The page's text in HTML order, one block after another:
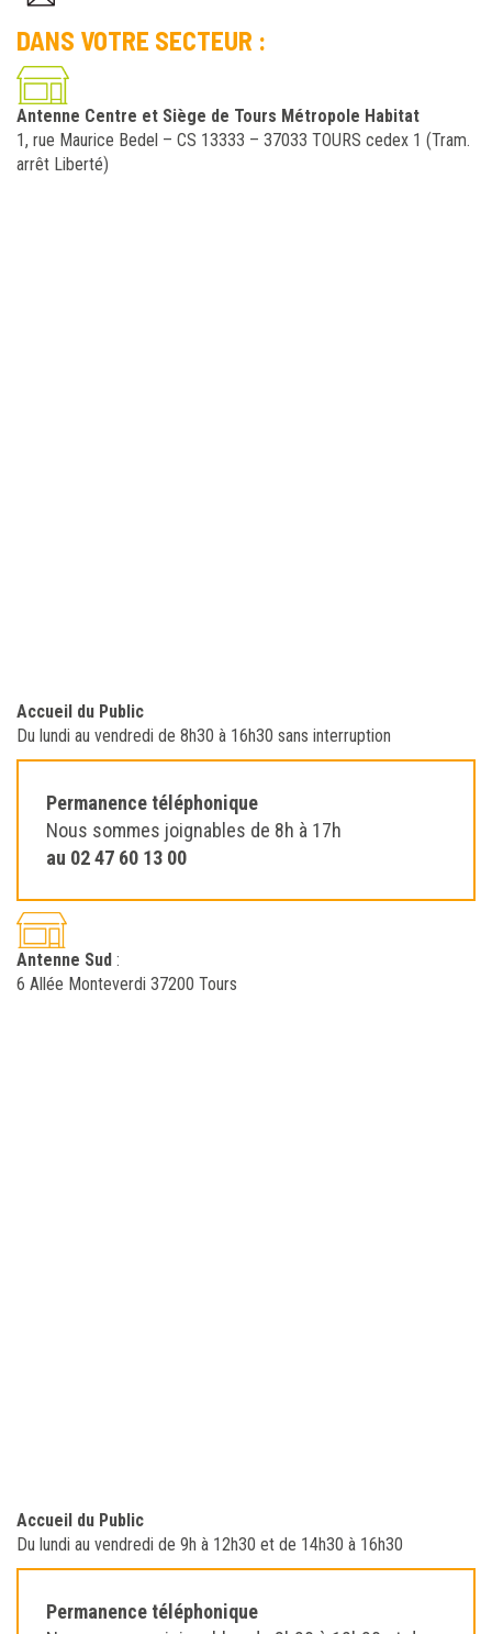
DANS VOTRE SECTEUR :
Antenne Centre et Siège de Tours Métropole Habitat
1, rue Maurice Bedel – CS 13333 – 37033 TOURS cedex 1 (Tram.
arrêt Liberté)
Accueil du Public
Du lundi au vendredi de 8h30 à 16h30 sans interruption
Permanence téléphonique
Nous sommes joignables de 8h à 17h
au 02 47 60 13 00
Antenne Sud :
6 Allée Monteverdi 37200 Tours
Accueil du Public
Du lundi au vendredi de 9h à 12h30 et de 14h30 à 16h30
Permanence téléphonique